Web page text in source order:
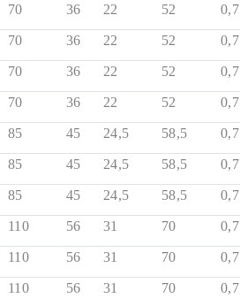
70 36 22 52 0,7
70 36 22 52 0,7
70 36 22 52 0,7
70 36 22 52 0,7
85 45 24,5 58,5 0,7
85 45 24,5 58,5 0,7
85 45 24,5 58,5 0,7
110 56 31 70 0,7
110 56 31 70 0,7
110 56 31 70 0,7